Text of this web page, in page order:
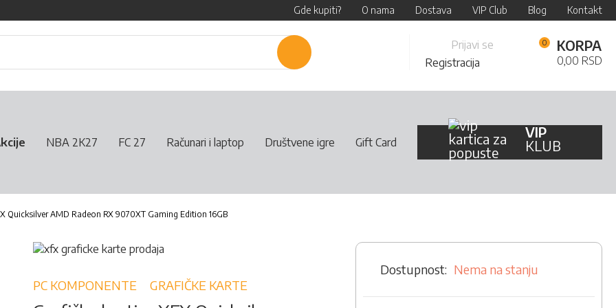
Gde kupiti? O nama Dostava VIP Club Blog Kontakt
Pretraži
Content
Prijavi se
Registracija
KORPA
0,00 RSD
NBA 2K27 FC 27 Računari i laptop Društvene igre Gift Card
VIP
KLUB
Quicksilver AMD Radeon RX 9070XT Gaming Edition 16GB
PC KOMPONENTE GRAFIČKE KARTE
Nema na stanju